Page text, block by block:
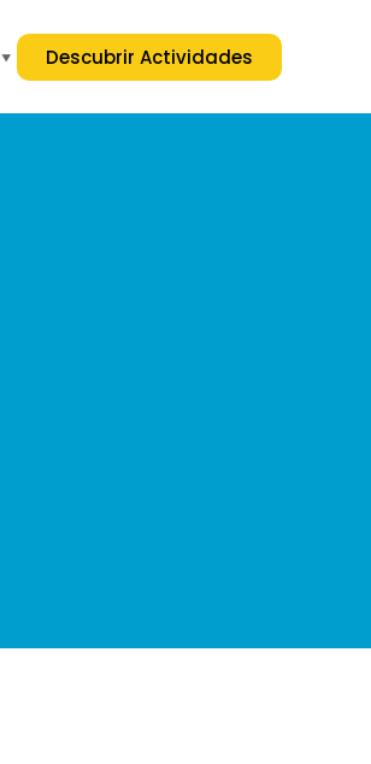
▼ Descubrir Actividades